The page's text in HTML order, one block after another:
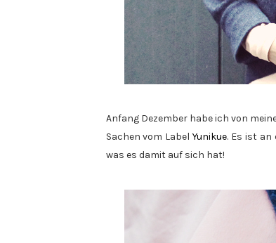
Anfang Dezember habe ich von
Sachen vom LabelYunikue. Es ist an
was es damit auf sich hat!